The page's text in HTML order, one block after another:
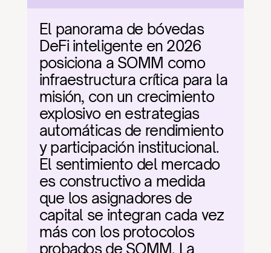
El panorama de bóvedas
DeFi inteligente en 2026
posiciona a SOMM como
infraestructura crítica para la
misión, con un crecimiento
explosivo en estrategias
automáticas de rendimiento
y participación institucional.
El sentimiento del mercado
es constructivo a medida
que los asignadores de
capital se integran cada vez
más con los protocolos
probados de SOMM. La